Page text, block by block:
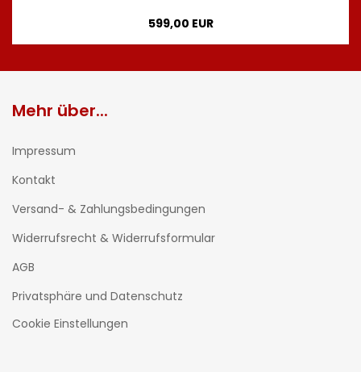
599,00 EUR
Mehr über...
Impressum
Kontakt
Versand- & Zahlungsbedingungen
Widerrufsrecht & Widerrufsformular
AGB
Privatsphäre und Datenschutz
Cookie Einstellungen